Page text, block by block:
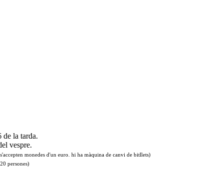
de la tarda.
vespre.
monedes d'un euro. hi ha màquina de canvi de bitllets)
persones)